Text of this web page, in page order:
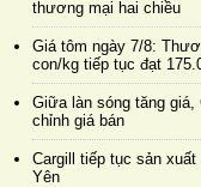
thương mại hai chiều
Giá tôm ngày 7/8:
con/kg tiếp tục đạt
Giữa làn sóng tăng
chỉnh giá bán
Cargill tiếp tục sản
Yên